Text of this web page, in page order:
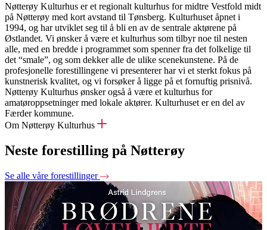
Nøtterøy Kulturhus er et regionalt kulturhus for midtre Vestfold midt
på Nøtterøy med kort avstand til Tønsberg. Kulturhuset åpnet i
1994, og har utviklet seg til å bli en av de sentrale aktørene på
Østlandet. Vi ønsker å være et kulturhus som tilbyr noe til nesten
alle, med en bredde i programmet som spenner fra det folkelige til
det “smale”, og som dekker alle de ulike scenekunstene. På de
profesjonelle forestillingene vi presenterer har vi et sterkt fokus på
kunstnerisk kvalitet, og vi forsøker å ligge på et fornuftig prisnivå.
Nøtterøy Kulturhus ønsker også å være et kulturhus for
amatøroppsetninger med lokale aktører. Kulturhuset er en del av
Færder kommune.
Om Nøtterøy Kulturhus
Neste forestilling på Nøtterøy
Se alle våre forestillinger